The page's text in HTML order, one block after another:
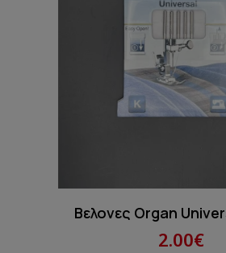
Βελονες Organ
2.00€